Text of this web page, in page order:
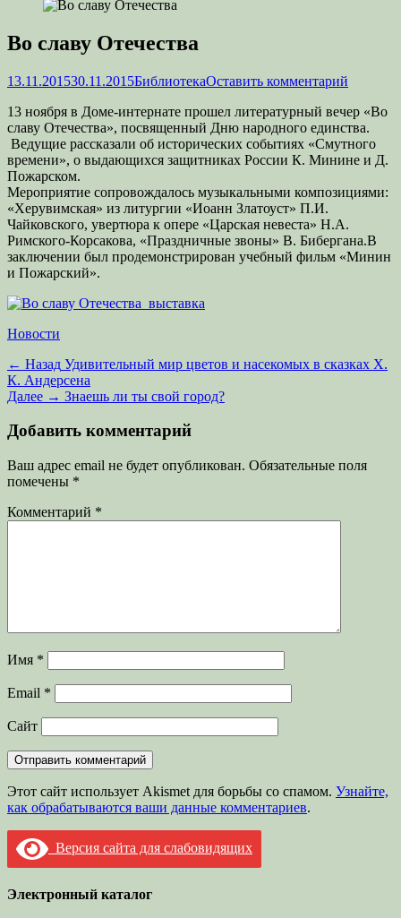
Во славу Отечества
Опубликовано
13.11.201530.11.2015Автор
БиблиотекаОставить комментарий
13 ноября в Доме-интернате прошел литературный вечер «Во
славу Отечества», посвященный Дню народного единства.
Ведущие рассказали об исторических событиях «Смутного
времени», о выдающихся защитниках России К. Минине и Д.
Пожарском.
Мероприятие сопровождалось музыкальными композициями:
«Херувимская» из литургии «Иоанн Златоуст» П.И.
Чайковского, увертюра к опере «Царская невеста» Н.А.
Римского-Корсакова, «Праздничные звоны» В. Бибергана.В
заключении был продемонстрирован учебный фильм «Минин
и Пожарский».
Категории
Новости
Навигация
по
← Назад Предыдущая
запись:
Удивительный мир цветов и насекомых в сказках Х.
К. Андерсена
Далее → Следующая
Знаешь ли ты свой город?
Добавить комментарий
Ваш адрес email не будет опубликован. Обязательные поля
помечены *
Комментарий *
Имя *
Email *
Сайт
Этот сайт использует Akismet для борьбы со спамом. Узнайте,
как обрабатываются ваши данные комментариев.
Версия сайта для слабовидящих
Электронный каталог